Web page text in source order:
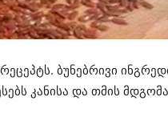
ბუნებრივი
კანისა და თმის